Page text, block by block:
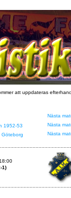
att uppdateras
Nästa
1952-53
Nästa
Göteborg Nästa
1)